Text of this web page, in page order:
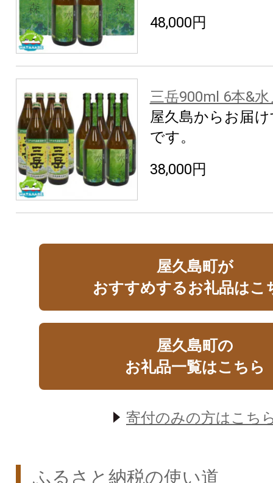
48,000円
三岳900ml 6本&
屋久島からお届
です。
38,000円
屋久島町が
おすすめするお礼品はこ
屋久島町の
お礼品一覧はこちら
寄付のみの方はこち
ふるさと納税の使い道